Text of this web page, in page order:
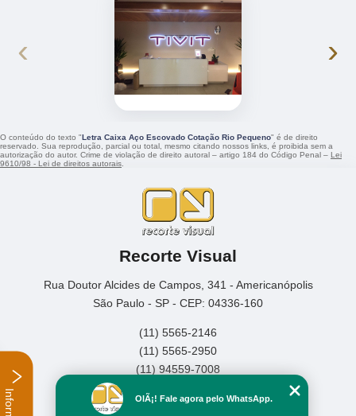
‹ ›
O conteúdo do texto "Letra Caixa Aço Escovado Cotação Rio Pequeno" é de direito
reservado. Sua reprodução, parcial ou total, mesmo citando nossos links, é proibida sem a
autorização do autor. Crime de violação de direito autoral – artigo 184 do Código Penal – Lei
9610/98 - Lei de direitos autorais
Recorte Visual
Rua Doutor Alcides de Campos, 341 - Americanópolis
São Paulo - SP - CEP: 04336-160
(11) 5565-2146
(11) 5565-2950
(11) 94559-7008
Home
OlÃ¡! Fale agora pelo WhatsApp.